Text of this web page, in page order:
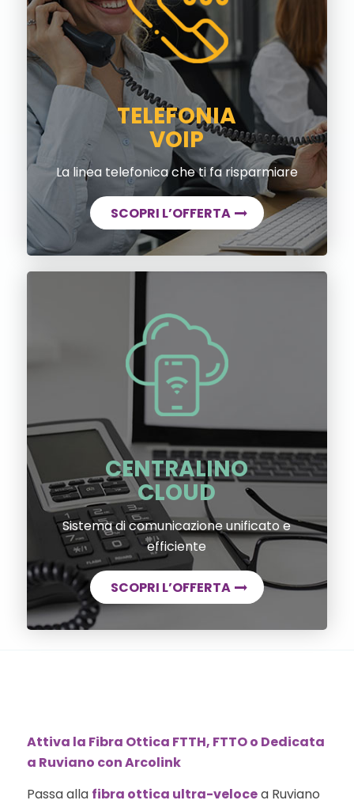
TELEFONIA
VOIP
La linea telefonica che ti fa risparmiare
SCOPRI L’OFFERTA
CENTRALINO
CLOUD
Sistema di comunicazione unificato e
efficiente
SCOPRI L’OFFERTA
Attiva la Fibra Ottica FTTH, FTTO o Dedicata
a Ruviano con Arcolink
Passa alla fibra ottica ultra-velocea Ruviano